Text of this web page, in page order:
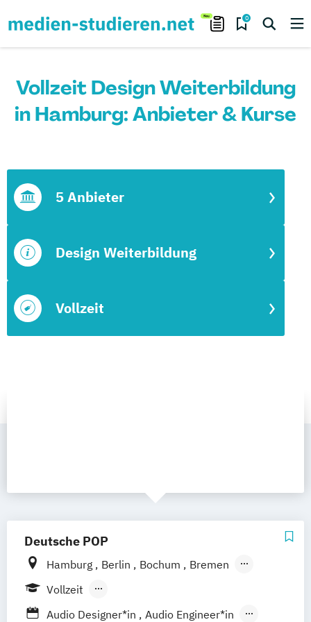
0
Vollzeit Design Weiterbildung
in Hamburg: Anbieter & Kurse
Vollzeit
Design Weiterbildung
5 Anbieter
Deutsche POP
Hamburg Berlin Bochum
Bremen
Dresden
Vollzeit
Berufsbegleitendes Präsenzstudium
Audio Designer*in
Audio Engineer*in